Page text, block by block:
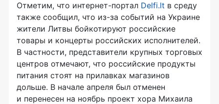
Отметим, что интернет-портал Delfi.lt в среду
также сообщил, что из-за событий на Украине
жители Литвы бойкотируют российские
товары и концерты российских исполнителей.
В частности, представители крупных торговых
центров отмечают, что российские продукты
питания стоят на прилавках магазинов
дольше. В начале апреля был отменен
и перенесен на ноябрь проект хора Михаила